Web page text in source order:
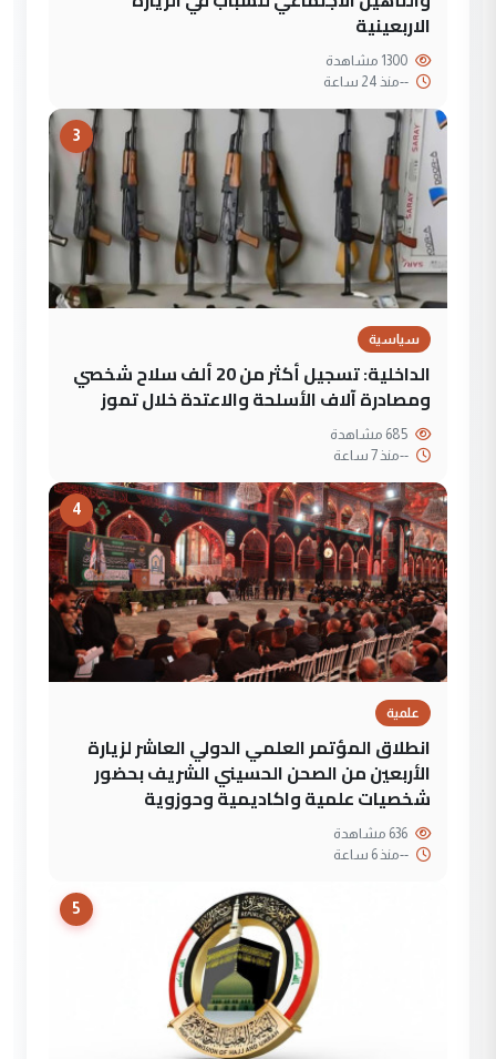
الاربعينية
--منذ 24 ساعة
3
سياسية
الداخلية: تسجيل أكثر من 20 ألف سلاح شخصي
ومصادرة آلاف الأسلحة والاعتدة خلال تموز
--منذ 7 ساعة
4
علمية
انطلاق المؤتمر العلمي الدولي العاشر لزيارة
الأربعين من الصحن الحسيني الشريف بحضور
شخصيات علمية واكاديمية وحوزوية
--منذ 6 ساعة
5